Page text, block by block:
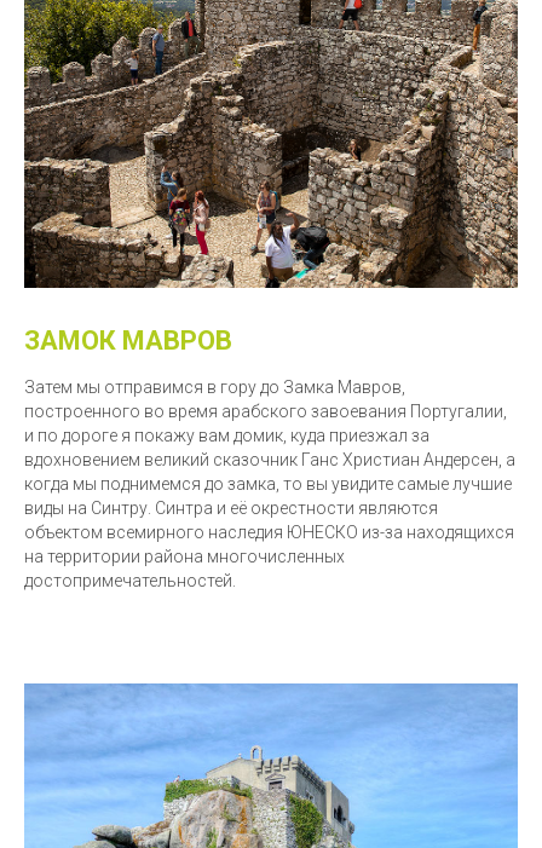
ЗАМОК МАВРОВ
Затем мы отправимся в гору до Замка Мавров,
построенного во время арабского завоевания Португалии,
и по дороге я покажу вам домик, куда приезжал за
вдохновением великий сказочник Ганс Христиан Андерсен, а
когда мы поднимемся до замка, то вы увидите самые лучшие
виды на Синтру. Синтра и её окрестности являются
объектом всемирного наследия ЮНЕСКО из-за находящихся
на территории района многочисленных
достопримечательностей.